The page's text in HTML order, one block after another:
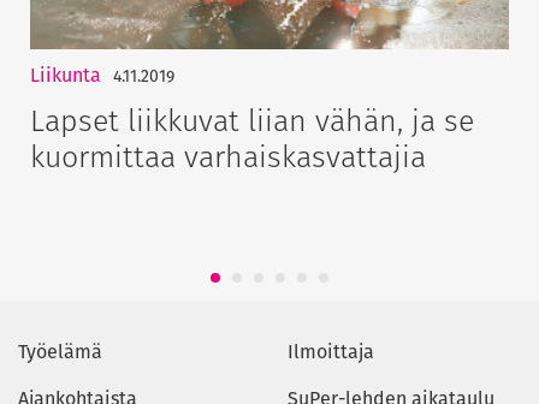
Liikunta 4.11.2019
Lapset liikkuvat liian vähän, ja se
kuormittaa varhaiskasvattajia
1
Työelämä
Ilmoittaja